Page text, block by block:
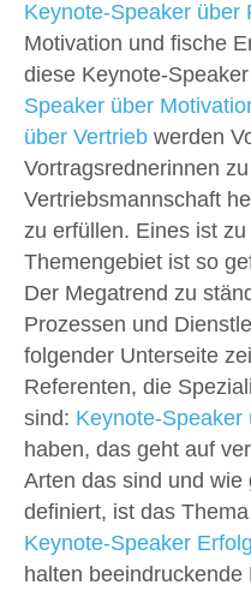
Keynote-Speaker über
Motivation und fische
diese Keynote-
Speaker über
über Vertrieb werden
Vortragsrednerinnen
Vertriebsmannschaft
zu erfüllen. Eines ist
Themengebiet ist so
Der Megatrend zu
Prozessen und
folgender Unterseite
Referenten, die
sind: Keynote-Speaker
haben, das geht auf
Arten das sind und wie
definiert, ist das
Keynote-Speaker Erfolg
halten